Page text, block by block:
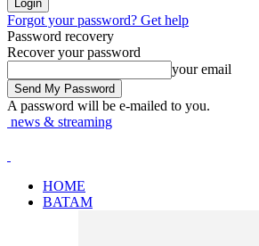
Forgot your password? Get help
Password recovery
Recover your password
your email
A password will be e-mailed to you.
news & streaming
HOME
BATAM